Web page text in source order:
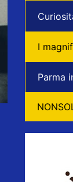
I
Parma